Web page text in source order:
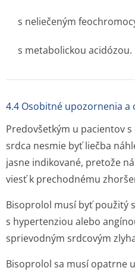
s neliečeným
s metabolickou acidózou.
4.4 Osobitné upozornenia
Predovšetkým u pacientov
srdca nesmie byť liečba
jasne indikované, pretože
viesť k prechodnému
Bisoprolol musí byť použitý
s hypertenziou alebo
sprievodným srdcovým
Bisoprolol sa musí opatrne